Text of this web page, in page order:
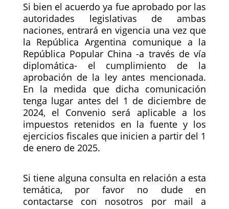
Si bien el acuerdo ya fue aprobado por las
autoridades legislativas de ambas
naciones, entrará en vigencia una vez que
la República Argentina comunique a la
República Popular China -a través de vía
diplomática- el cumplimiento de la
aprobación de la ley antes mencionada.
En la medida que dicha comunicación
tenga lugar antes del 1 de diciembre de
2024, el Convenio será aplicable a los
impuestos retenidos en la fuente y los
ejercicios fiscales que inicien a partir del 1
de enero de 2025.
Si tiene alguna consulta en relación a esta
temática, por favor no dude en
contactarse con nosotros por mail a